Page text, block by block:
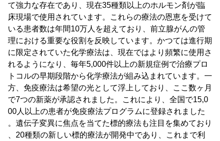
て強力な存在であり、現在35種類以上のホルモン剤が臨
床現場で使用されています。これらの療法の恩恵を受けて
いる患者数は年間10万人を超えており、前立腺がんの管
理における重要な役割を反映しています。かつては進行期
に限定されていた化学療法は、現在ではより頻繁に使用さ
れるようになり、毎年5,000件以上の新規症例で治療プロ
トコルの早期段階から化学療法が組み込まれています。一
方、免疫療法は希望の光として浮上しており、ここ数ヶ月
で7つの新薬が承認されました。これにより、全国で15,0
00人以上の患者が免疫療法プログラムに登録されました
。遺伝子変異に焦点を当てた標的療法も注目を集めており
、20種類の新しい標的療法が開発中であり、これまで利